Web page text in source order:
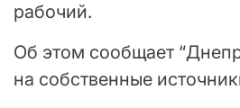
рабочий.
Об этом сообщает
на собственные